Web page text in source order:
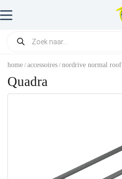
home / accessoires / nordrive normal roof
Quadra